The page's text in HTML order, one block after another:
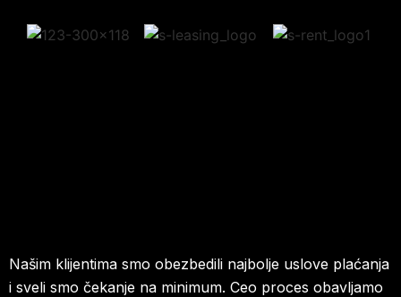
Našim klijentima smo obezbedili najbolje uslove plaćanja
i sveli smo čekanje na minimum. Ceo proces obavljamo